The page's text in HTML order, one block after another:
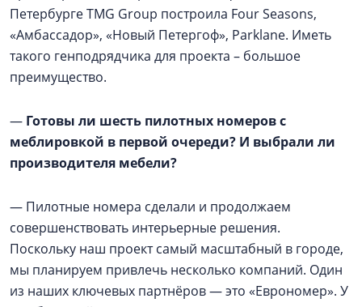
Петербурге TMG Group построила Four Seasons,
«Амбассадор», «Новый Петергоф», Parklane. Иметь
такого генподрядчика для проекта – большое
преимущество.
— Готовы ли шесть пилотных номеров с
меблировкой в первой очереди? И выбрали ли
производителя мебели?
— Пилотные номера сделали и продолжаем
совершенствовать интерьерные решения.
Поскольку наш проект самый масштабный в городе,
мы планируем привлечь несколько компаний. Один
из наших ключевых партнёров — это «Еврономер». У